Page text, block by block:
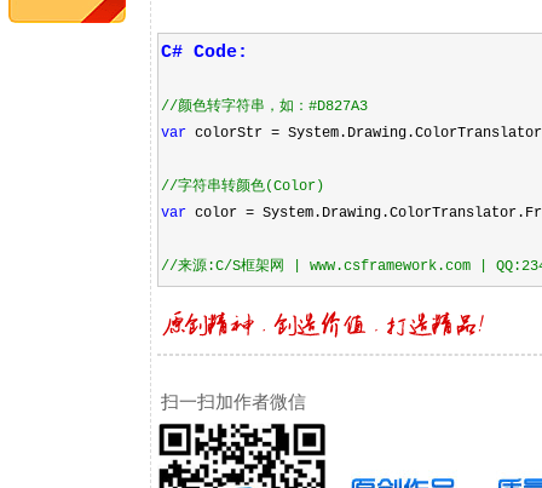
C# Code:
//颜色转字符串，如：#D827A3
var colorStr =
//字符串转颜色(Color)
var color =
//来源:C/S框架网 | www.csframework.com |
扫一扫加作者微信